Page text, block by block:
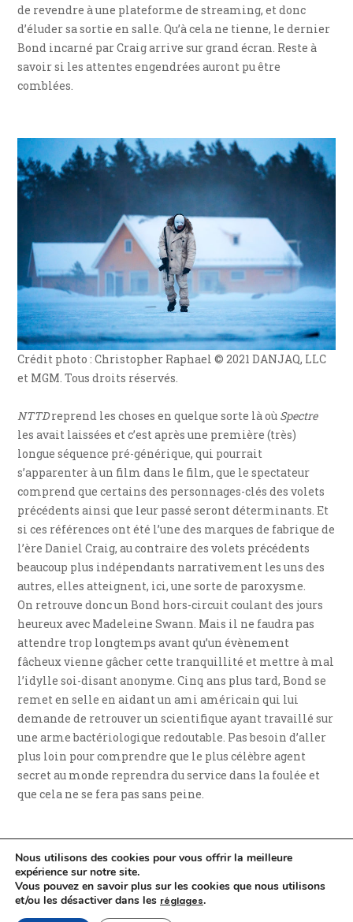
de revendre à une plateforme de streaming, et donc
d’éluder sa sortie en salle. Qu’à cela ne tienne, le dernier
Bond incarné par Craig arrive sur grand écran. Reste à
savoir si les attentes engendrées auront pu être
comblées.
Crédit photo : Christopher Raphael © 2021 DANJAQ, LLC
et MGM. Tous droits réservés.
NTTDreprend les choses en quelque sorte là où Spectre
les avait laissées et c’est après une première (très)
longue séquence pré-générique, qui pourrait
s’apparenter à un film dans le film, que le spectateur
comprend que certains des personnages-clés des volets
précédents ainsi que leur passé seront déterminants. Et
si ces références ont été l’une des marques de fabrique de
l’ère Daniel Craig, au contraire des volets précédents
beaucoup plus indépendants narrativement les uns des
autres, elles atteignent, ici, une sorte de paroxysme.
On retrouve donc un Bond hors-circuit coulant des jours
heureux avec Madeleine Swann. Mais il ne faudra pas
attendre trop longtemps avant qu’un évènement
fâcheux vienne gâcher cette tranquillité et mettre à mal
l’idylle soi-disant anonyme. Cinq ans plus tard, Bond se
remet en selle en aidant un ami américain qui lui
demande de retrouver un scientifique ayant travaillé sur
une arme bactériologique redoutable. Pas besoin d’aller
plus loin pour comprendre que le plus célèbre agent
secret au monde reprendra du service dans la foulée et
que cela ne se fera pas sans peine.
Nous utilisons des cookies pour vous offrir la meilleure
expérience sur notre site.
Vous pouvez en savoir plus sur les cookies que nous utilisons
et/ou les désactiver dans les réglages.